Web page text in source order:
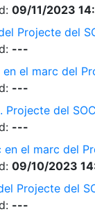
09/11/2023
Projecte del
---
el marc del
---
del
---
el marc del
09/10/2023
Projecte del
---